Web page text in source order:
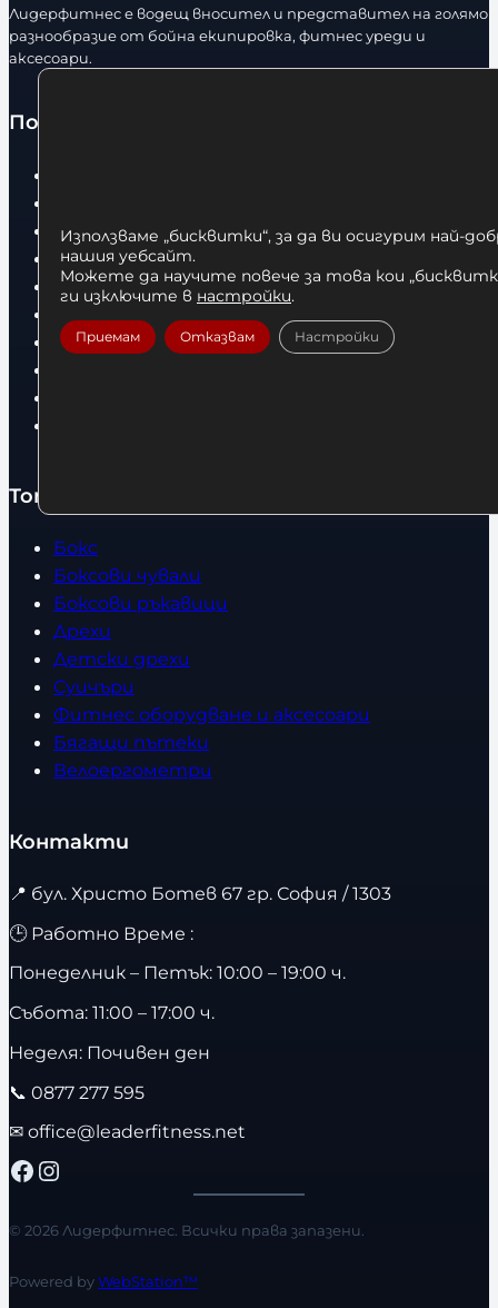
Лидерфитнес е водещ вносител и представител на голямо
разнообразие от бойна екипировка, фитнес уреди и
аксесоари.
Полезно
Общи условия
Политика за поверителност
Доставка
За нас
Топ категории
Бокс
Боксови чували
Боксови ръкавици
Дрехи
Детски дрехи
Суичъри
Фитнес оборудване и аксесоари
Бягащи пътеки
Велоергометри
Контакти
📍 бул. Христо Ботев 67 гр. София / 1303
🕒 Работно Време :
Понеделник – Петък: 10:00 – 19:00 ч.
Събота: 11:00 – 17:00 ч.
Неделя: Почивен ден
📞 0877 277 595
✉ office@leaderfitness.net
Facebook Instagram
© 2026 Лидерфитнес. Всички права запазени.
Powered byWebStation™
Използваме „бисквитки“, за да ви осигурим най-
нашия уебсайт.
Можете да научите повече за това кои
ги изключите в настройки.
Приемам Отказвам Настройки